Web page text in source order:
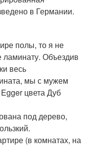
в Германии.
полы, то я не
ламинату. Объездив
весь
мы с мужем
цвета Дуб
под дерево,
(в комнатах, на